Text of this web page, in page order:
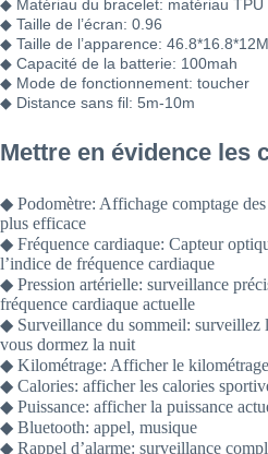
◆ Matériau du bracelet: matériau TPU
◆ Taille de l’écran: 0.96
◆ Taille de l’apparence:
◆ Capacité de la batterie: 100mah
◆ Mode de fonctionnement: toucher
◆ Distance sans fil: 5m-10m
Mettre en évidence les
◆ Podomètre: Affichage comptage des
plus efficace
◆ Fréquence cardiaque: Capteur
l’indice de fréquence cardiaque
◆ Pression artérielle: surveillance
fréquence cardiaque actuelle
◆ Surveillance du sommeil: surveillez
vous dormez la nuit
◆ Kilométrage: Afficher le kilométrage
◆ Calories: afficher les calories
◆ Puissance: afficher la puissance
◆ Bluetooth: appel, musique
◆ Rappel d’alarme: surveillance